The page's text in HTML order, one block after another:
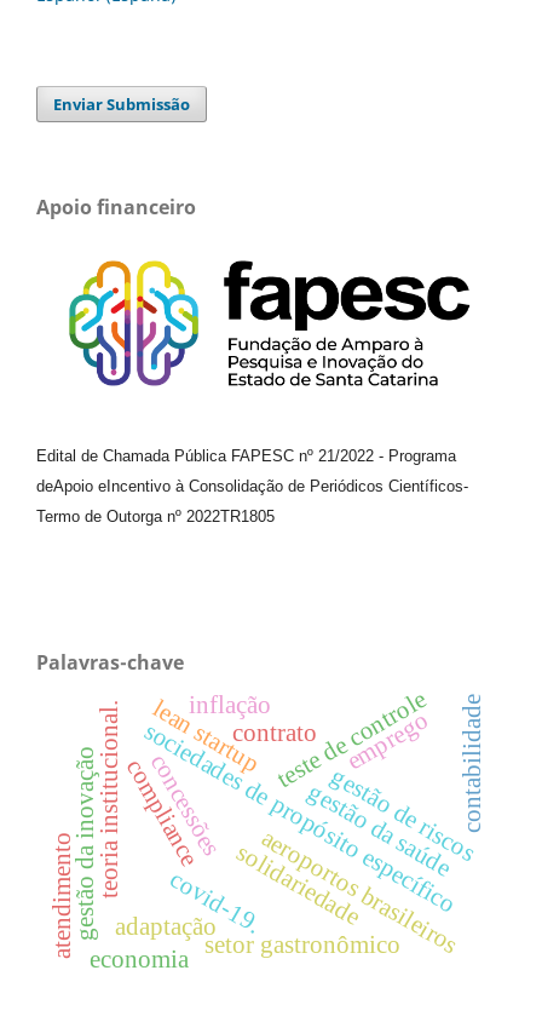
Enviar Submissão
Apoio financeiro
Edital de Chamada Pública FAPESC nº 21/2022 - Programa
deApoio e Incentivo à Consolidação de Periódicos Científicos-
Termo de Outorga nº 2022TR1805
Palavras-chave
covid-19.
concessões
sociedades de propósito específico
aeroportos brasileiros
teoria institucional. teste de controle
gestão de riscos
compliance
lean startup
gestão da inovação
setor gastronômico
adaptação
gestão da saúde
atendimento solidariedade
economia
contabilidade
emprego
contrato
inflação